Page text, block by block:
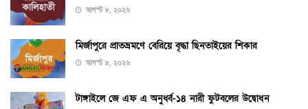
আগস্ট ৮, ২০২৬
মির্জাপুরে প্রাতভ্রমণে বেরিয়ে বৃদ্ধা ছিনতাইয়ের শিকার
আগস্ট ৮, ২০২৬
টাঙ্গাইলে জে এফ এ অনুর্ধ্ব-১৪ নারী ফুটবলের উদ্বোধন